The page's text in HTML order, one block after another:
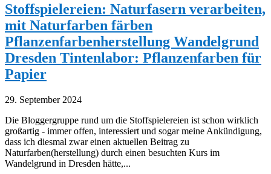
Stoffspielereien: Naturfasern verarbeiten,
mit Naturfarben färben
Pflanzenfarbenherstellung Wandelgrund
Dresden Tintenlabor: Pflanzenfarben für
Papier
29. September 2024
Die Bloggergruppe rund um die Stoffspielereien ist schon wirklich
großartig - immer offen, interessiert und sogar meine Ankündigung,
dass ich diesmal zwar einen aktuellen Beitrag zu
Naturfarben(herstellung) durch einen besuchten Kurs im
Wandelgrund in Dresden hätte,...